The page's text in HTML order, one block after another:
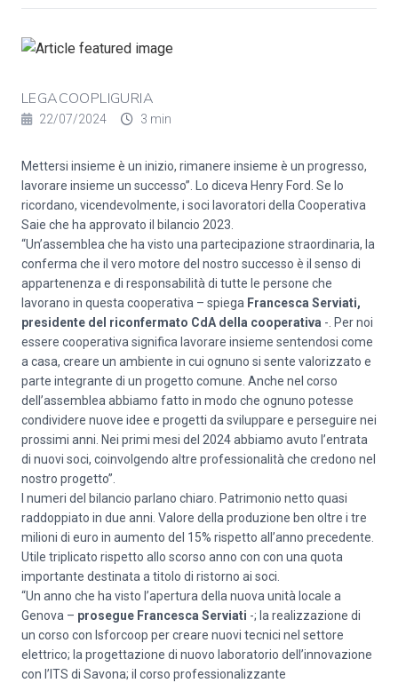
LEGACOOPLIGURIA
22/07/2024 3 min
Mettersi insieme è un inizio, rimanere insieme è un progresso,
lavorare insieme un successo”. Lo diceva Henry Ford. Se lo
ricordano, vicendevolmente, i soci lavoratori della Cooperativa
Saie che ha approvato il bilancio 2023.
“Un’assemblea che ha visto una partecipazione straordinaria, la
conferma che il vero motore del nostro successo è il senso di
appartenenza e di responsabilità di tutte le persone che
lavorano in questa cooperativa – spiega Francesca Serviati,
presidente del riconfermato CdA della cooperativa -. Per noi
essere cooperativa significa lavorare insieme sentendosi come
a casa, creare un ambiente in cui ognuno si sente valorizzato e
parte integrante di un progetto comune. Anche nel corso
dell’assemblea abbiamo fatto in modo che ognuno potesse
condividere nuove idee e progetti da sviluppare e perseguire nei
prossimi anni. Nei primi mesi del 2024 abbiamo avuto l’entrata
di nuovi soci, coinvolgendo altre professionalità che credono nel
nostro progetto”.
I numeri del bilancio parlano chiaro. Patrimonio netto quasi
raddoppiato in due anni. Valore della produzione ben oltre i tre
milioni di euro in aumento del 15% rispetto all’anno precedente.
Utile triplicato rispetto allo scorso anno con con una quota
importante destinata a titolo di ristorno ai soci.
“Un anno che ha visto l’apertura della nuova unità locale a
Genova – prosegue Francesca Serviati -; la realizzazione di
un corso con Isforcoop per creare nuovi tecnici nel settore
elettrico; la progettazione di nuovo laboratorio dell’innovazione
con l’ITS di Savona; il corso professionalizzante